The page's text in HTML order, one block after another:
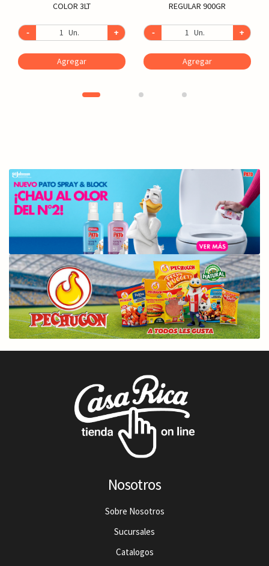
COLOR 3LT
- Un. +
Agregar
REGULAR 900GR
- Un. +
Agregar
Nosotros
Sobre Nosotros
Sucursales
Catalogos